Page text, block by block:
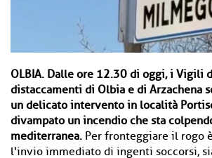
OLBIA. Dalle ore 12.30 di oggi, i Vigili
distaccamenti di Olbia e di Arzachena
un delicato intervento in località
divampato un incendio che sta
mediterranea. Per fronteggiare il rogo
l'invio immediato di ingenti soccorsi,